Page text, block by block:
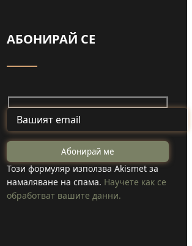
мъж
Смолча,
АБОНИРАЙ СЕ
Този формуляр използва Akismet за
намаляване на спама. Научете как се
обработват вашите данни.